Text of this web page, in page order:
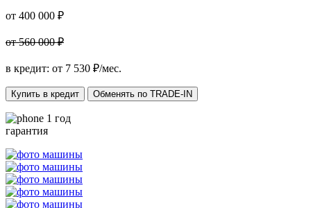
от 400 000 ₽
от 560 000 ₽
в кредит: от 7 530 ₽/мес.
Купить в кредит Обменять по TRADE-IN
1 год
гарантия